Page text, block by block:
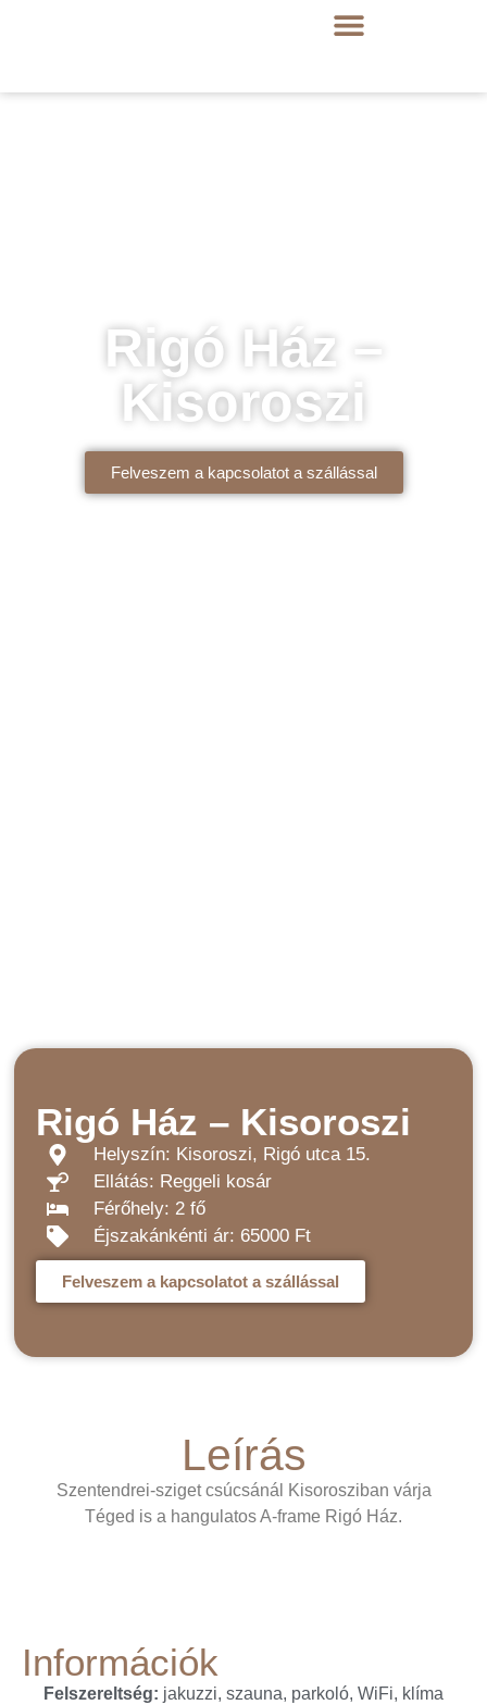
Rigó Ház –
Kisoroszi
Felveszem a kapcsolatot a szállással
Rigó Ház – Kisoroszi
Helyszín: Kisoroszi, Rigó utca 15.
Ellátás: Reggeli kosár
Férőhely: 2 fő
Éjszakánkénti ár: 65000 Ft
Felveszem a kapcsolatot a szállással
Leírás
Szentendrei-sziget csúcsánál Kisorosziban várja
Téged is a hangulatos A-frame Rigó Ház.
Információk
Felszereltség: jakuzzi, szauna, parkoló, WiFi, klíma